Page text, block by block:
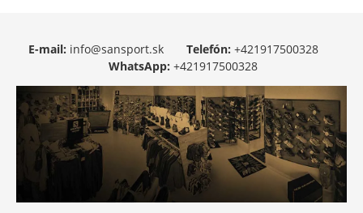
E-mail: info@sansport.sk Telefón: +421917500328
WhatsApp: +421917500328